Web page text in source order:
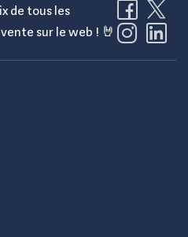
ce qui diminue l'impact
notamment les métaux
En choisissant un
utilisateur contribue
TM6 reconditionnés
contrôle rigoureux,
de tous les
sur le web ! 🤘